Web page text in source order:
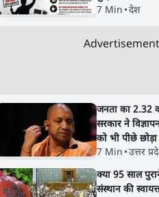
7 Min •देश
Advertisement
जनता का 2.32
सरकार ने
को भी पीछे छोड़ा
7 Min •उत्तर
क्या 95 साल
संस्थान की